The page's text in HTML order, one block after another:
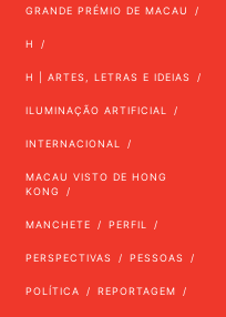
GRANDE PRÉMIO DE MACAU
H
H | ARTES, LETRAS E IDEIAS
ILUMINAÇÃO ARTIFICIAL
INTERNACIONAL
MACAU VISTO DE HONG
KONG
MANCHETE PERFIL
PERSPECTIVAS PESSOAS
POLÍTICA REPORTAGEM